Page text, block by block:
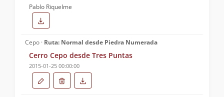
Pablo Riquelme
Cepo · Ruta: Normal desde Piedra Numerada
Cerro Cepo desde Tres Puntas
2015-01-25 00:00:00